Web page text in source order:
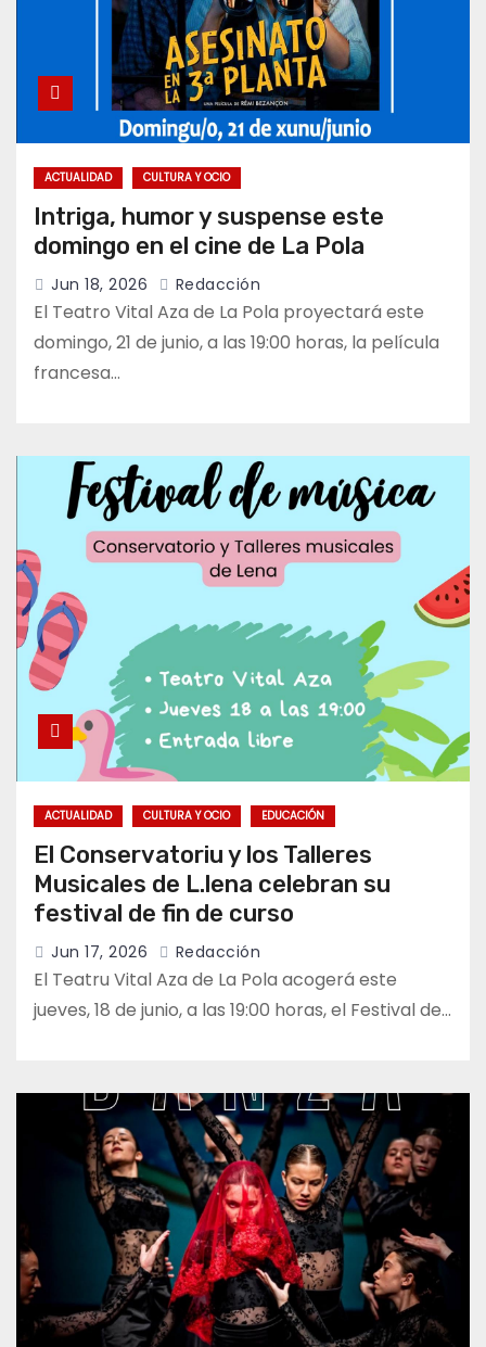
ACTUALIDAD CULTURA Y OCIO
Intriga, humor y suspense este
domingo en el cine de La Pola
Jun 18, 2026 Redacción
El Teatro Vital Aza de La Pola proyectará este
domingo, 21 de junio, a las 19:00 horas, la película
francesa…
ACTUALIDAD CULTURA Y OCIO EDUCACIÓN
El Conservatoriu y los Talleres
Musicales de L.lena celebran su
festival de fin de curso
Jun 17, 2026 Redacción
El Teatru Vital Aza de La Pola acogerá este
jueves, 18 de junio, a las 19:00 horas, el Festival de…